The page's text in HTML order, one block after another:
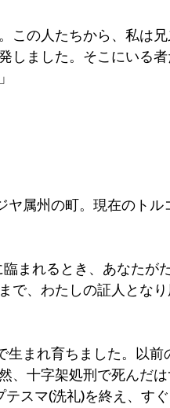
この人たちから、私は兄
しました。そこにいる者
ヤ属州の町。現在のトル
まれるとき、あなたが
で、わたしの証人となり
生まれ育ちました。以前
、十字架処刑で死んだ
スマ(洗礼)を終え、す